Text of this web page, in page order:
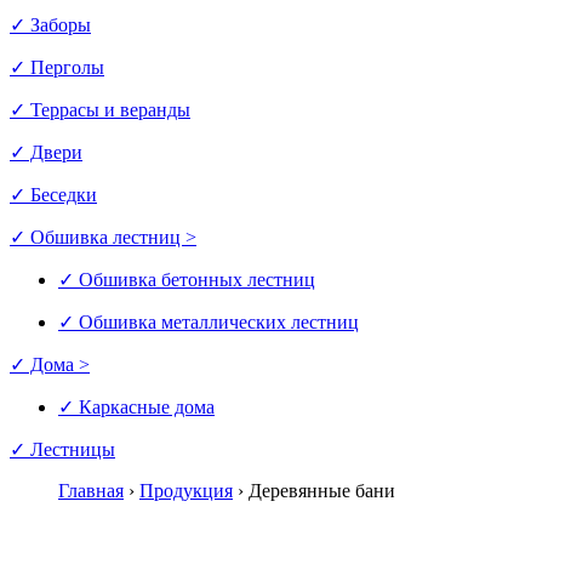
✓ Заборы
✓ Перголы
✓ Террасы и веранды
✓ Двери
✓ Беседки
✓ Обшивка лестниц >
✓ Обшивка бетонных лестниц
✓ Обшивка металлических лестниц
✓ Дома >
✓ Каркасные дома
✓ Лестницы
Главная › Продукция › Деревянные бани